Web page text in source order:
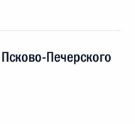
Печерского